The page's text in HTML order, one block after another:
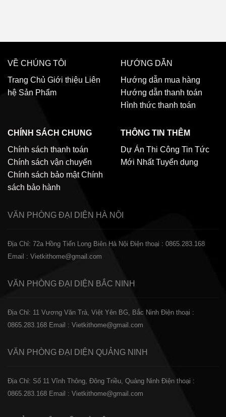
VỀ CHÚNG TÔI
Trang Chủ Giới thiệu Liên
hệ Sản Phẩm
HƯỚNG DẪN
Hướng dẫn mua hàng
Hướng dẫn thanh toán
Hình thức thanh toán
CHÍNH SÁCH CHUNG
Chính sách thanh toán
Chính sách vận chuyển
Chính sách bảo mật Chính
sách bảo hành
THÔNG TIN THÊM
Dự Án Thi Công Tin Tức
Mới Nhất Tuyển dụng
VĂN PHÒNG ĐẠI DIỆN HÀ NỘI
Địa Chỉ: 72a Hồng Tiến Long Biên Hà Nội Điện thoại : 0865.283.168
Email : Vietkithome@gmail.com
VĂN PHÒNG ĐẠI DIỆN BẮC NINH
Địa Chỉ: 11 Vương Văn Trà, Việt Yên BG, Bắc Ninh Điện thoại :
0865.283.168 Email : Vietkithome@gmail.com
VĂN PHÒNG ĐẠI DIỆN QUẢNG NINH
Địa Chỉ: Số 11 Vĩnh Thông, Đông Triều, Quảng Ninh Điện thoại :
0865.283.168 Email : Vietkithome@gmail.com